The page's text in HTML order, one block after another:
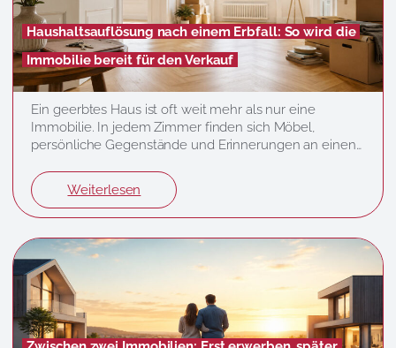
Haushaltsauflösung nach einem Erbfall: So wird die
Immobilie bereit für den Verkauf
Ein geerbtes Haus ist oft weit mehr als nur eine
Immobilie. In jedem Zimmer finden sich Möbel,
persönliche Gegenstände und Erinnerungen an einen
organisatorische Entscheidungen treffen, wenn das
Haus verkauft werden soll. Eine sorgfältig geplante
Haushaltsauflösung schafft Klarheit, entlastet die
erfolgreiche…
Weiterlesen